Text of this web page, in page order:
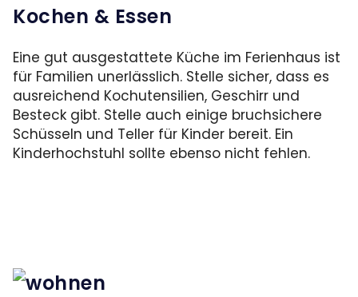
Kochen & Essen
Eine gut ausgestattete Küche im Ferienhaus ist
für Familien unerlässlich. Stelle sicher, dass es
ausreichend Kochutensilien, Geschirr und
Besteck gibt. Stelle auch einige bruchsichere
Schüsseln und Teller für Kinder bereit. Ein
Kinderhochstuhl sollte ebenso nicht fehlen.